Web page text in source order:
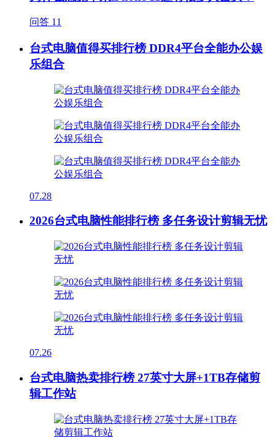
问答 11
台式电脑值得买排行榜 DDR4平台全能办公娱
乐组合
07.28
2026台式电脑性能排行榜 多任务设计剪辑无忧
07.26
台式电脑热卖排行榜 27英寸大屏+1TB存储剪
辑工作站